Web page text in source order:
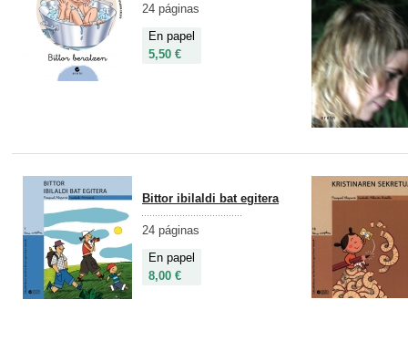
24 páginas
En papel
5,50 €
Bittor ibilaldi bat egitera
24 páginas
En papel
8,00 €